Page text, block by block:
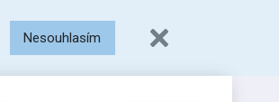
Nesouhlasím